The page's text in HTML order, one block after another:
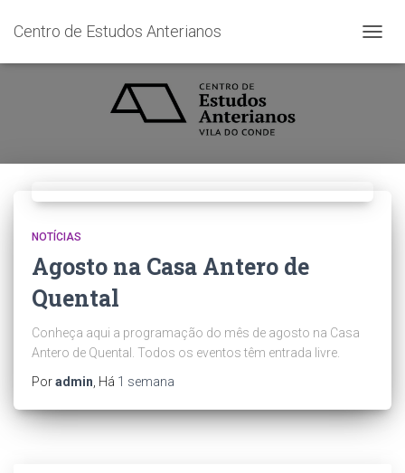
Centro de Estudos Anterianos
A
NOTÍCIAS
Agosto na Casa Antero de
Quental
Conheça aqui a programação do mês de agosto na Casa
Antero de Quental. Todos os eventos têm entrada livre.
Poradmin , Há 1 semana